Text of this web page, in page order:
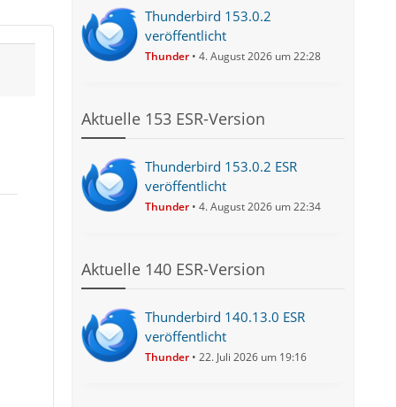
Thunderbird 153.0.2
veröffentlicht
Thunder 4. August 2026 um 22:28
Aktuelle 153 ESR-Version
Thunderbird 153.0.2 ESR
veröffentlicht
Thunder 4. August 2026 um 22:34
Aktuelle 140 ESR-Version
Thunderbird 140.13.0 ESR
veröffentlicht
Thunder 22. Juli 2026 um 19:16